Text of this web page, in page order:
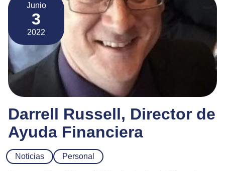
Junio
3
2022
Darrell Russell, Director de
Ayuda Financiera
Noticias Personal